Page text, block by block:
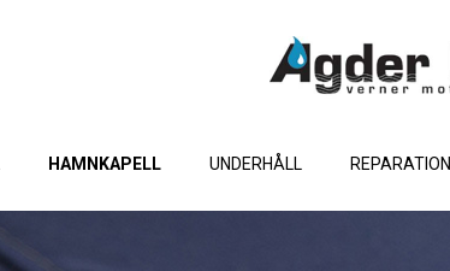
HAMNKAPELL UNDERHÅLL REPARATION